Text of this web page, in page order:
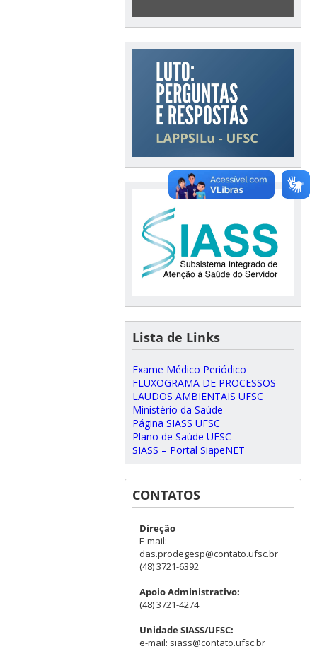
Lista de Links
Exame Médico Periódico
FLUXOGRAMA DE PROCESSOS
LAUDOS AMBIENTAIS UFSC
Ministério da Saúde
Página SIASS UFSC
Plano de Saúde UFSC
SIASS – Portal SiapeNET
CONTATOS
Direção
E-mail:
das.prodegesp@contato.ufsc.br
(48) 3721-6392
Apoio Administrativo:
(48) 3721-4274
Unidade SIASS/UFSC:
e-mail: siass@contato.ufsc.br